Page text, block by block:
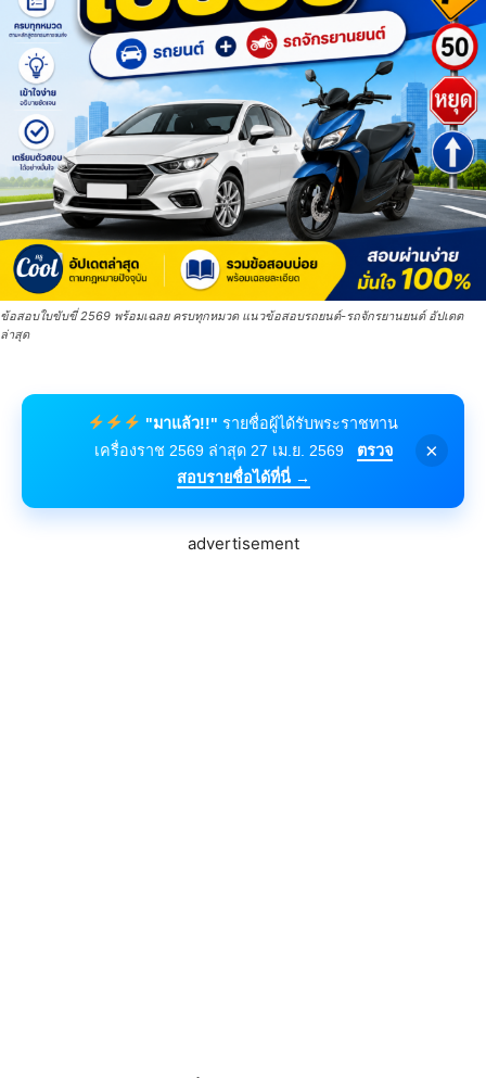
ข้อสอบใบขับขี่ 2569 พร้อมเฉลย ครบทุกหมวด แนวข้อสอบรถยนต์-รถจักรยานยนต์ อัปเดต
ล่าสุด
"มาแล้ว!!" รายชื่อผู้ได้รับพระราชทาน
เครื่องราช 2569 ล่าสุด 27 เม.ย. 2569
ตรวจ
สอบรายชื่อได้ที่นี่ →
×
advertisement